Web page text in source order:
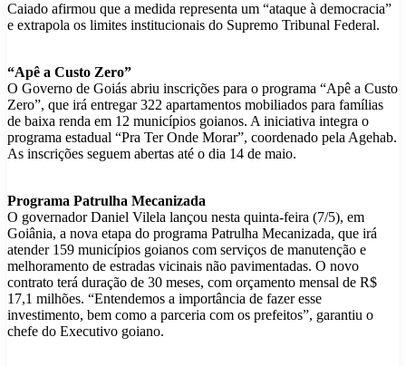
Caiado afirmou que a medida representa um “ataque à democracia”
e extrapola os limites institucionais do Supremo Tribunal Federal.
“Apê a Custo Zero”
O Governo de Goiás abriu inscrições para o programa “Apê a Custo
Zero”, que irá entregar 322 apartamentos mobiliados para famílias
de baixa renda em 12 municípios goianos. A iniciativa integra o
programa estadual “Pra Ter Onde Morar”, coordenado pela Agehab.
As inscrições seguem abertas até o dia 14 de maio.
Programa Patrulha Mecanizada
O governador Daniel Vilela lançou nesta quinta-feira (7/5), em
Goiânia, a nova etapa do programa Patrulha Mecanizada, que irá
atender 159 municípios goianos com serviços de manutenção e
melhoramento de estradas vicinais não pavimentadas. O novo
contrato terá duração de 30 meses, com orçamento mensal de R$
17,1 milhões. “Entendemos a importância de fazer esse
investimento, bem como a parceria com os prefeitos”, garantiu o
chefe do Executivo goiano.